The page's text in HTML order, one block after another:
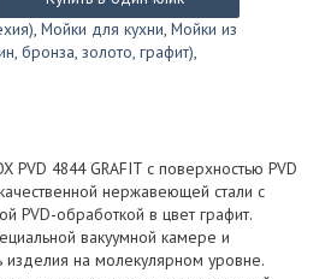
, Мойки для кухни, Мойки из
бронза, золото, графит),
PVD 4844 GRAFIT с поверхностью PVD
нержавеющей стали с
PVD-обработкой в цвет графит.
вакуумной камере и
изделия на молекулярном уровне.